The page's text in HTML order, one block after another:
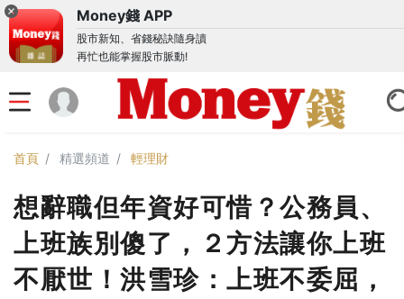
Money錢 APP
股市新知、省錢秘訣隨身讀
再忙也能掌握股市脈動!
首頁 精選頻道 輕理財
想辭職但年資好可惜？公務員、
上班族別傻了，２方法讓你上班
不厭世！洪雪珍：上班不委屈，